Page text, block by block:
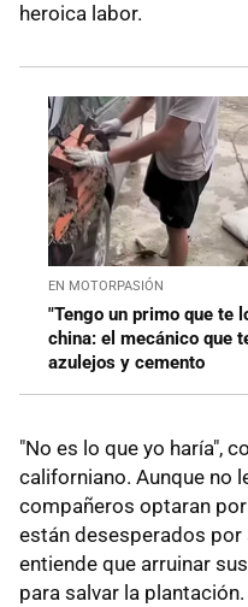
heroica labor.
EN MOTORPASIÓN
"Tengo un primo que te
china: el mecánico que
azulejos y cemento
"No es lo que yo haría",
californiano. Aunque no
compañeros optaran
están desesperados por
entiende que arruinar
para salvar la plantación.